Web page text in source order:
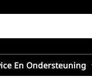
En Ondersteuning